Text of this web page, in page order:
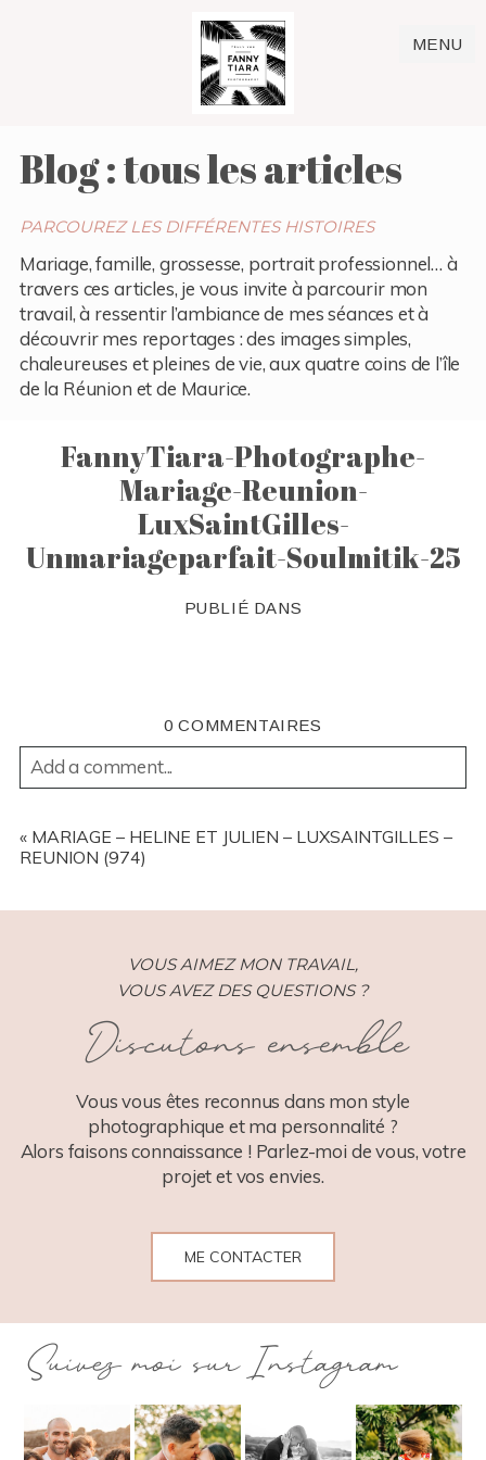
MENU
Blog : tous les articles
PARCOUREZ LES DIFFÉRENTES HISTOIRES
Mariage, famille, grossesse, portrait professionnel… à
travers ces articles, je vous invite à parcourir mon
travail, à ressentir l’ambiance de mes séances et à
découvrir mes reportages : des images simples,
chaleureuses et pleines de vie, aux quatre coins de l’île
de la Réunion et de Maurice.
FannyTiara-Photographe-
Mariage-Reunion-
LuxSaintGilles-
Unmariageparfait-Soulmitik-25
PUBLIÉ DANS
0 COMMENTAIRES
Add a comment...
REQUIRED FIELDS ARE MARKED *
POST COMMENT
« MARIAGE – HELINE ET JULIEN – LUXSAINTGILLES –
REUNION (974)
VOUS AIMEZ MON TRAVAIL,
VOUS AVEZ DES QUESTIONS ?
Discutons ensemble
Vous vous êtes reconnus dans mon style
photographique et ma personnalité ?
Alors faisons connaissance ! Parlez-moi de vous, votre
projet et vos envies.
ME CONTACTER
Suivez moi sur Instagram